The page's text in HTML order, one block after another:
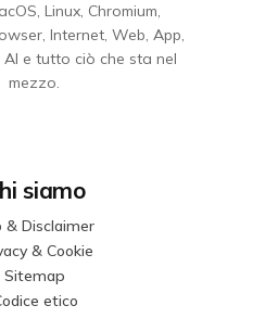
Linux, Chromium,
Internet, Web, App,
AI e tutto ciò che sta nel
mezzo.
siamo
& Disclaimer
& Cookie
Sitemap
etico